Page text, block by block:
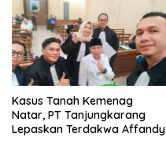
Kasus Tanah Kemenag
Natar, PT Tanjungkarang
Lepaskan Terdakwa Affandy